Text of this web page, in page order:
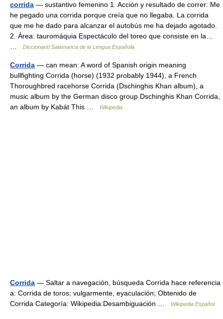
corrida — sustantivo femenino 1. Acción y resultado de correr: Me
he pegado una corrida porque creía que no llegaba. La corrida
que me he dado para alcanzar el autobús me ha dejado agotado.
2. Área: tauromáquia Espectáculo del toreo que consiste en la…
Diccionario Salamanca de la Lengua Española
Corrida — can mean: A word of Spanish origin meaning
bullfighting Corrida (horse) (1932 probably 1944), a French
Thoroughbred racehorse Corrida (Dschinghis Khan album), a
music album by the German disco group Dschinghis Khan Corrida,
an album by Kabát This …
Wikipedia
Corrida — Saltar a navegación, búsqueda Corrida hace referencia
a: Corrida de toros; vulgarmente, eyaculación; Obtenido de
Corrida Categoría: Wikipedia:Desambiguación …
Wikipedia Español